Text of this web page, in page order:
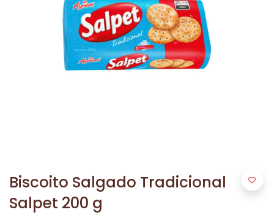
Biscoito Salgado Tradicional
Salpet 200 g